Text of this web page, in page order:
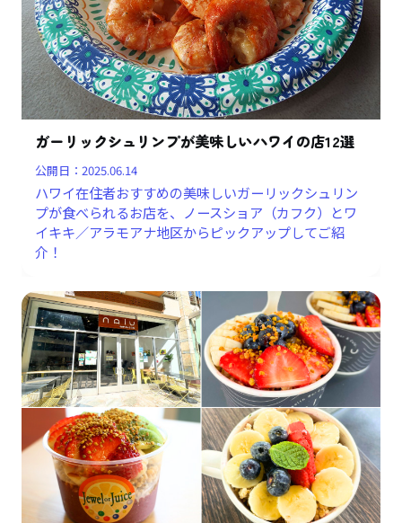
ガーリックシュリンプが美味しいハワイの店12選
公開日：2025.06.14
ハワイ在住者おすすめの美味しいガーリックシュリン
プが食べられるお店を、ノースショア（カフク）とワ
イキキ／アラモアナ地区からピックアップしてご紹
介！